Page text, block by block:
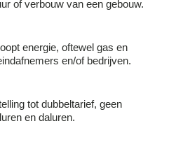
of verbouw van een gebouw.
energie, oftewel gas en
en/of bedrijven.
tot dubbeltarief, geen
en daluren.